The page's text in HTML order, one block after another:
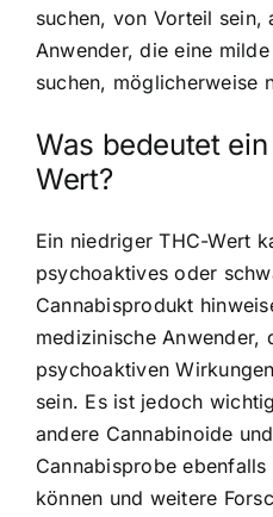
suchen, von Vorteil
Anwender, die eine
suchen, möglicherweise
Was bedeutet
Wert?
Ein niedriger THC-Wert
psychoaktives oder
Cannabisprodukt
medizinische Anwender,
psychoaktiven
sein. Es ist jedoch
andere Cannabinoide
Cannabisprobe
können und weitere